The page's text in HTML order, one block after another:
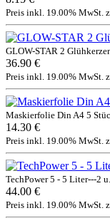
Preis inkl. 19.00% MwSt.
GLOW-STAR 2
36.90 €
Preis inkl. 19.00% MwSt.
Maskierfolie Din A4 5
14.30 €
Preis inkl. 19.00% MwSt.
TechPower 5 - 5 Liter---2
44.00 €
Preis inkl. 19.00% MwSt.